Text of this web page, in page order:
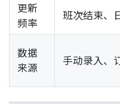
更新
频率
班次结束、
数据
来源
手动录入、